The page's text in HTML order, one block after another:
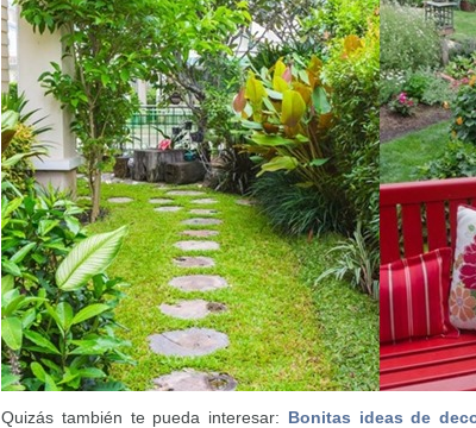
Quizás también te pueda interesar: Bonitas ideas de